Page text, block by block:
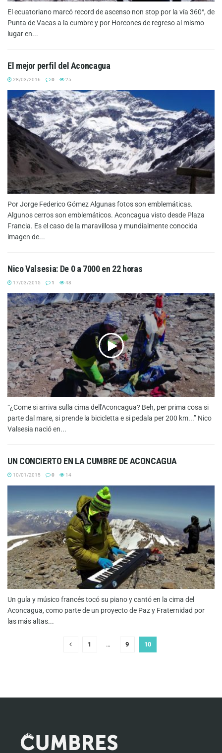
El ecuatoriano marcó record de ascenso non stop por la vía 360°, de
Punta de Vacas a la cumbre y por Horcones de regreso al mismo
lugar en...
El mejor perfil del Aconcagua
28/03/2016 0 25
Por Jorge Federico Gómez Algunas fotos son emblemáticas.
Algunos cerros son emblemáticos. Aconcagua visto desde Plaza
Francia. Es el caso de la maravillosa y mundialmente conocida
imagen de...
Nico Valsesia: De 0 a 7000 en 22 horas
17/03/2015 1 48
“¿Come si arriva sulla cima dell'Aconcagua? Beh, per prima cosa si
parte dal mare, si prende la bicicletta e si pedala per 200 km...” Nico
Valsesia nació en...
UN CONCIERTO EN LA CUMBRE DE ACONCAGUA
10/01/2015 0 14
Un guía y músico francés tocó su piano y cantó en la cima del
Aconcagua, como parte de un proyecto de Paz y Fraternidad por
las más altas...
1 … 9 10